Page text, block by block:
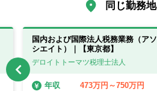
同じ勤務
国内および国際法人税務業務（ア
シエイト）｜【東京都】
デロイトトーマツ税理士法人
年収
473万円～750万円